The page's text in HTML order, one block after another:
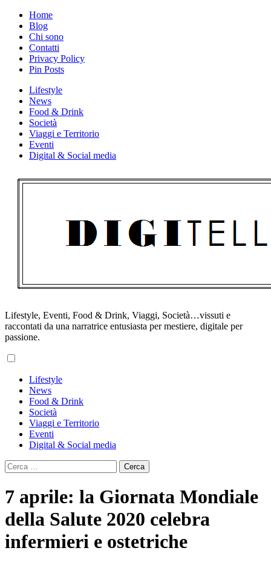
Skip
content
Home
Blog
Chi sono
Contatti
Privacy Policy
Pin Posts
Lifestyle
News
Food & Drink
Società
Viaggi e Territorio
Eventi
Digital & Social media
Lifestyle, Eventi, Food & Drink, Viaggi, Società…vissuti e
raccontati da una narratrice entusiasta per mestiere, digitale per
passione.
Menu
Lifestyle
News
Food & Drink
Società
Viaggi e Territorio
Eventi
Digital & Social media
Ricerca
per:
7 aprile: la Giornata Mondiale
della Salute 2020 celebra
infermieri e ostetriche